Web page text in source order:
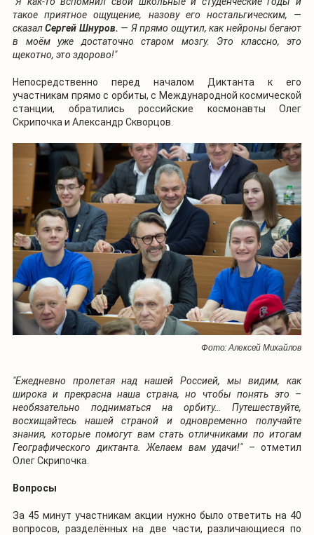
такое приятное ощущение, назову его ностальгическим, —
сказалСергей Шнуров. — Я прямо ощутил, как нейроны бегают
в моём уже достаточно старом мозгу. Это классно, это
щекотно, это здорово!"
Непосредственно перед началом Диктанта к его
участникам прямо с орбиты, с Международной космической
станции, обратились российские космонавты Олег
Скрипочка и Александр Скворцов.
Фото: Алексей Михайлов
"Ежедневно пролетая над нашей Россией, мы видим, как
широка и прекрасна наша страна, но чтобы понять это –
необязательно подниматься на орбиту… Путешествуйте,
восхищайтесь нашей страной и одновременно получайте
знания, которые помогут вам стать отличниками по итогам
Географического диктанта. Желаем вам удачи!"– отметил
Олег Скрипочка.
Вопросы
За 45 минут участникам акции нужно было ответить на 40
вопросов, разделённых на две части, различающиеся по